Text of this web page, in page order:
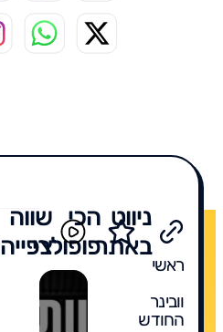
הכי
פופולרי
ניווט
באתר
ראשי
וובינר
החודש
שווה
צפייה